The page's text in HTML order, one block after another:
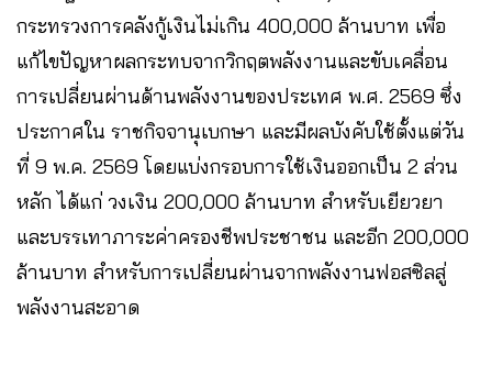
กระทรวงการคลังกู้เงินไม่เกิน 400,000 ล้านบาท เพื่อ
แก้ไขปัญหาผลกระทบจากวิกฤตพลังงานและขับเคลื่อน
การเปลี่ยนผ่านด้านพลังงานของประเทศ พ.ศ. 2569 ซึ่ง
ประกาศใน ราชกิจจานุเบกษา และมีผลบังคับใช้ตั้งแต่วัน
ที่ 9 พ.ค. 2569 โดยแบ่งกรอบการใช้เงินออกเป็น 2 ส่วน
หลัก ได้แก่ วงเงิน 200,000 ล้านบาท สำหรับเยียวยา
และบรรเทาภาระค่าครองชีพประชาชน และอีก 200,000
ล้านบาท สำหรับการเปลี่ยนผ่านจากพลังงานฟอสซิลสู่
พลังงานสะอาด